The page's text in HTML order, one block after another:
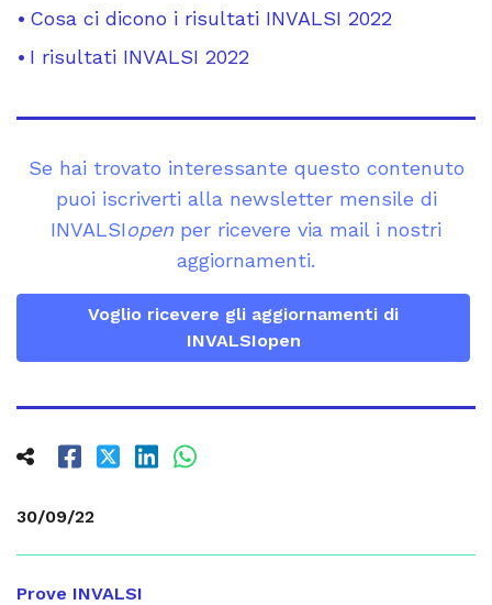
30/09/22
Prove INVALSI
Cosa ci dicono i risultati INVALSI 2022
I risultati INVALSI 2022
Se hai trovato interessante questo contenuto
puoi iscriverti alla newsletter mensile di
INVALSIopen per ricevere via mail i nostri
aggiornamenti.
Voglio ricevere gli aggiornamenti di
INVALSIopen